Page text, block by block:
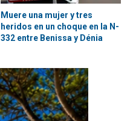
Muere una mujer y tres
heridos en un choque en la N-
332 entre Benissa y Dénia